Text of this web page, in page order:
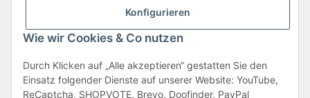
Konfigurieren
Wie wir Cookies & Co nutzen
Durch Klicken auf „Alle akzeptieren“ gestatten Sie den
Einsatz folgender Dienste auf unserer Website: YouTube,
ReCaptcha, SHOPVOTE, Brevo, Doofinder, PayPal